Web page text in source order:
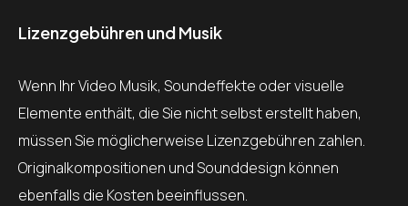
Lizenzgebühren und Musik
Wenn Ihr Video Musik, Soundeffekte oder visuelle
Elemente enthält, die Sie nicht selbst erstellt haben,
müssen Sie möglicherweise Lizenzgebühren zahlen.
Originalkompositionen und Sounddesign können
ebenfalls die Kosten beeinflussen.